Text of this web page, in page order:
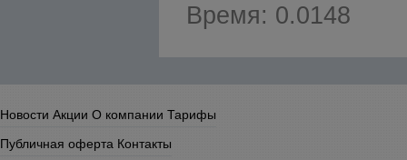
Время: 0.0148
Новости Акции О компании Тарифы
Публичная оферта Контакты